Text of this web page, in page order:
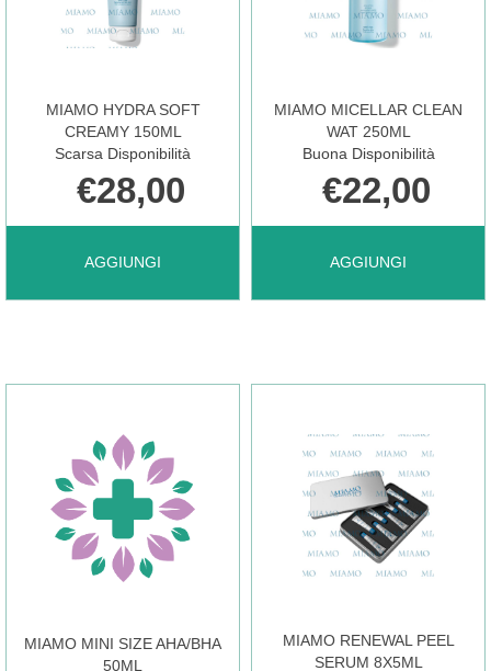
CARRELLO CARRELLO
MIAMO HYDRA SOFT
CREAMY 150ML
Scarsa Disponibilità
€28,00
AGGIUNGI
AGGIUNGI MIAMO
CREAMY
150ML AL
MIAMO MICELLAR CLEAN
WAT 250ML
Buona Disponibilità
€22,00
AGGIUNGI
AGGIUNGI MIAMO
250ML AL
MIAMO MINI SIZE AHA/BHA
50ML
MIAMO RENEWAL PEEL
SERUM 8X5ML